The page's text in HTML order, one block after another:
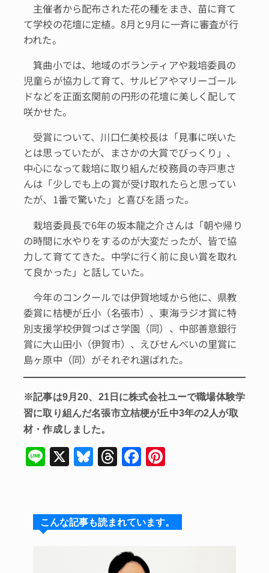
主催者から配布された花の種をまき、苗に育て
て学校の花壇に定植。8月と9月に一斉に審査が行
われた。
箕曲小では、地域のボランティアや栽培委員の
児童らが協力して育て、サルビアやマリーゴール
ドなどを正面玄関前の円形の花壇に美しく配して
咲かせた。
受賞について、川口仁美校長は「見事に咲いた
とは思っていたが、まさかの大賞でびっくり」、
中心になって栽培に取り組んだ校務員の寺戸恵さ
んは「少しでも上の賞が受け取れたらと思ってい
たが、1番で驚いた」と喜びを語った。
栽培委員長で6年の坂本龍之介さんは「朝や帰り
の時間に水やりをするのが大変だったが、皆で協
力して育ててきた。中学に行く前に良い賞を取れ
て良かった」と話していた。
今年のコンクールでは伊賀地域から他に、県教
委賞に桔梗が丘小（名張市）、東海ラジオ賞に特
別支援学校伊賀つばさ学園（同）、中部善意銀行
賞に大山田小（伊賀市）、えびせんべいの里賞に
島ヶ原中（同）がそれぞれ選ばれた。
※記事は9月20、21日に株式会社ユーで職場体験学
習に取り組んだ名張市立桔梗が丘中3年の2人が取
材・作成しました。
Li X Bl
s
k
T
a
d
s
F
e
b
o
re
st
こんな記事も読まれています。